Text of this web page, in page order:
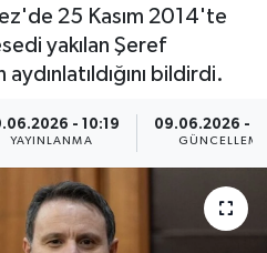
25 Kasım 2014'te
yakılan Şeref
bildirdi.
- 10:19
YAYINLANMA
09.06.2026 -
GÜNCELLEME